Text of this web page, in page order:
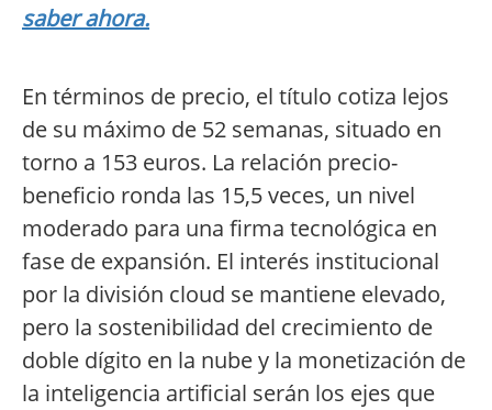
saber ahora.
En términos de precio, el título cotiza lejos
de su máximo de 52 semanas, situado en
torno a 153 euros. La relación precio-
beneficio ronda las 15,5 veces, un nivel
moderado para una firma tecnológica en
fase de expansión. El interés institucional
por la división cloud se mantiene elevado,
pero la sostenibilidad del crecimiento de
doble dígito en la nube y la monetización de
la inteligencia artificial serán los ejes que